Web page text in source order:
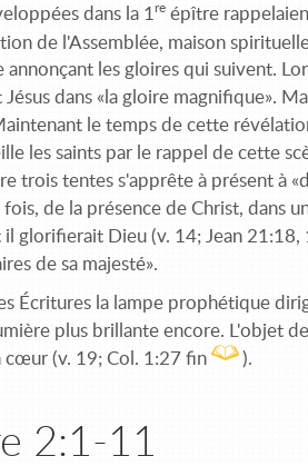
dans la 1re épître
de l'Assemblée, maison
annonçant les gloires qui suivent.
dans «la gloire magnifique».
le temps de cette
les saints par le rappel de cette
trois tentes s'apprête à présent à
de la présence de Christ, dans
il glorifierait Dieu (v. 14; Jean
de sa majesté».
Écritures la lampe prophétique
plus brillante encore. L'objet
cœur (v. 19; Col. 1:27 fin
).
2:1-11